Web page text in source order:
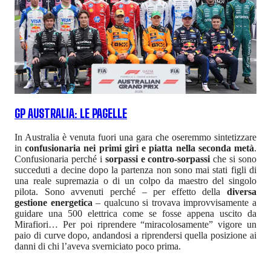
GP AUSTRALIA: LE PAGELLE
In Australia è venuta fuori una gara che oseremmo sintetizzare
inconfusionaria nei primi giri e piatta nella seconda metà.
Confusionaria perché i sorpassi e contro-sorpassiche si sono
succeduti a decine dopo la partenza non sono mai stati figli di
una reale supremazia o di un colpo da maestro del singolo
pilota. Sono avvenuti perché – per effetto della diversa
gestione energetica – qualcuno si trovava improvvisamente a
guidare una 500 elettrica come se fosse appena uscito da
Mirafiori… Per poi riprendere “miracolosamente” vigore un
paio di curve dopo, andandosi a riprendersi quella posizione ai
danni di chi l’aveva sverniciato poco prima.